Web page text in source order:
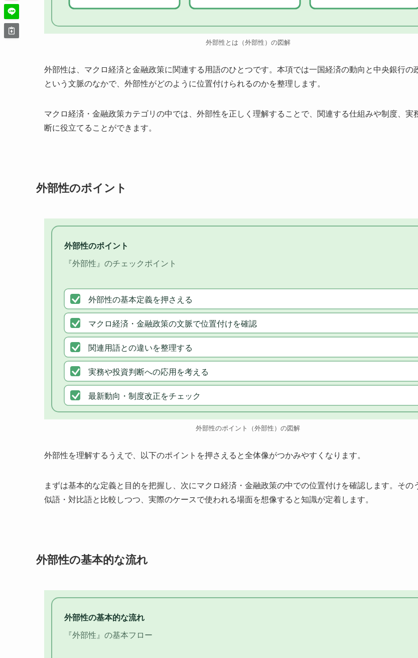
外部性とは（外部性）の図解
外部性は、マクロ経済と金融政策に関連する用語のひとつです。本項では一国経済の動向と中央銀行の
という文脈のなかで、外部性がどのように位置付けられるのかを整理します。
マクロ経済・金融政策カテゴリの中では、外部性を正しく理解することで、関連する仕組みや制度、実
断に役立てることができます。
外部性のポイント
外部性のポイント
『外部性』のチェックポイント
外部性の基本定義を押さえる
マクロ経済・金融政策の文脈で位置付けを確認
関連用語との違いを整理する
実務や投資判断への応用を考える
最新動向・制度改正をチェック
外部性のポイント（外部性）の図解
外部性を理解するうえで、以下のポイントを押さえると全体像がつかみやすくなります。
まずは基本的な定義と目的を把握し、次にマクロ経済・金融政策の中での位置付けを確認します。その
似語・対比語と比較しつつ、実際のケースで使われる場面を想像すると知識が定着します。
外部性の基本的な流れ
外部性の基本的な流れ
『外部性』の基本フロー